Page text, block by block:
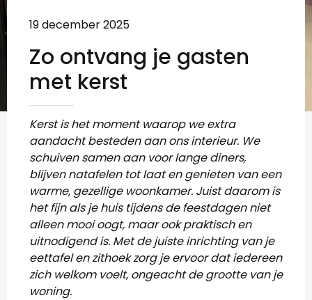
19 december 2025
Zo ontvang je gasten
met kerst
Kerst is het moment waarop we extra
aandacht besteden aan ons interieur. We
schuiven samen aan voor lange diners,
blijven natafelen tot laat en genieten van een
warme, gezellige woonkamer. Juist daarom is
het fijn als je huis tijdens de feestdagen niet
alleen mooi oogt, maar ook praktisch en
uitnodigend is. Met de juiste inrichting van je
eettafel en zithoek zorg je ervoor dat iedereen
zich welkom voelt, ongeacht de grootte van je
woning.